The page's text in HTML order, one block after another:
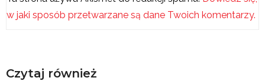
w jaki sposób przetwarzane są dane Twoich komentarzy.
Czytaj również